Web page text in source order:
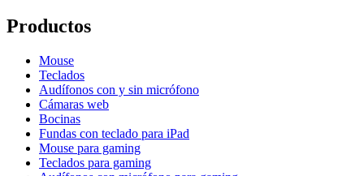
Productos
Mouse
Teclados
Audífonos con y sin micrófono
Cámaras web
Bocinas
Fundas con teclado para iPad
Mouse para gaming
Teclados para gaming